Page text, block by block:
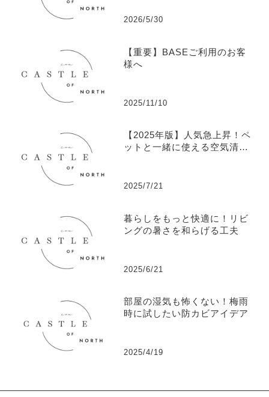
2026/5/30
【重要】BASEご利用のお客
様へ
2025/11/10
【2025年版】人気急上昇！ペ
ットと一緒に使える空気清浄
2025/7/21
暮らしをもっと快適に！リビ
ングの暑さを和らげる工夫
2025/6/21
部屋の湿気も怖くない！梅雨
時に試したい防カビアイデア
2025/4/19